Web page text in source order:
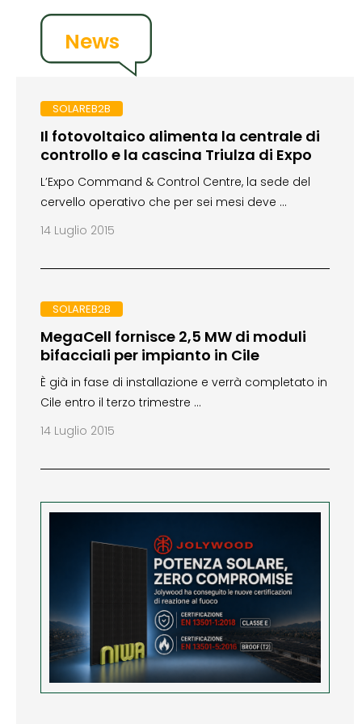
News
SOLAREB2B
Il fotovoltaico alimenta la centrale di
controllo e la cascina Triulza di Expo
L’Expo Command & Control Centre, la sede del
cervello operativo che per sei mesi deve …
14 Luglio 2015
SOLAREB2B
MegaCell fornisce 2,5 MW di moduli
bifacciali per impianto in Cile
È già in fase di installazione e verrà completato in
Cile entro il terzo trimestre …
14 Luglio 2015